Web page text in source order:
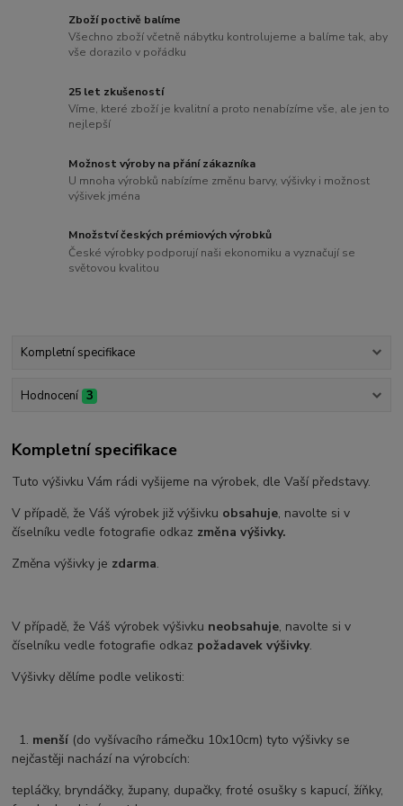
Zboží poctivě balíme
Všechno zboží včetně nábytku kontrolujeme a balíme tak, aby
vše dorazilo v pořádku
25 let zkušeností
Víme, které zboží je kvalitní a proto nenabízíme vše, ale jen to
nejlepší
Možnost výroby na přání zákazníka
U mnoha výrobků nabízíme změnu barvy, výšivky i možnost
výšivek jména
Množství českých prémiových výrobků
České výrobky podporují naši ekonomiku a vyznačují se
světovou kvalitou
Kompletní specifikace
Hodnocení 3
Kompletní specifikace
Tuto výšivku Vám rádi vyšijeme na výrobek, dle Vaší představy.
V případě, že Váš výrobek již výšivku obsahuje, navolte si v
číselníku vedle fotografie odkaz změna výšivky.
Změna výšivky je zdarma.
V případě, že Váš výrobek výšivku neobsahuje, navolte si v
číselníku vedle fotografie odkaz požadavek výšivky.
Výšivky dělíme podle velikosti:
1. menší (do vyšívacího rámečku 10x10cm) tyto výšivky se
nejčastěji nachází na výrobcích:
tepláčky, bryndáčky, župany, dupačky, froté osušky s kapucí, žíňky,